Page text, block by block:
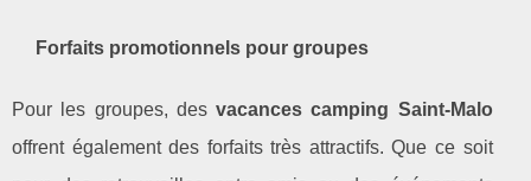
Forfaits promotionnels pour groupes
Pour les groupes, desvacances camping Saint-Malo
offrent également des forfaits très attractifs. Que ce soit